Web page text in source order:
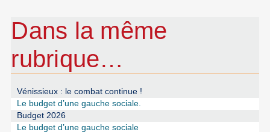
Dans la même
rubrique…
Vénissieux : le combat continue !
Le budget d’une gauche sociale.
Budget 2026
Le budget d’une gauche sociale